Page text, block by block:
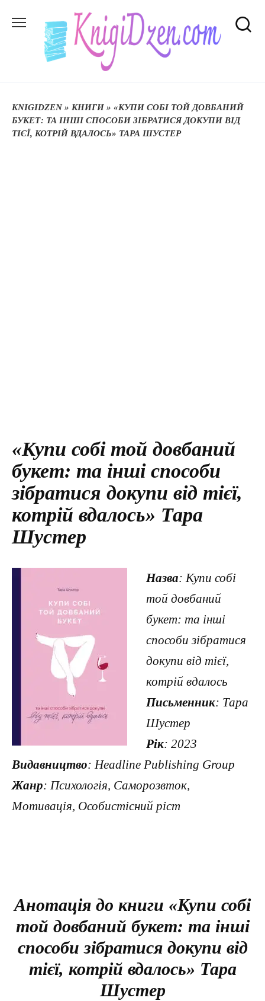
до
KNIGIDZEN» КНИГИ » «КУПИ СОБІ ТОЙ ДОВБАНИЙ
БУКЕТ: ТА ІНШІ СПОСОБИ ЗІБРАТИСЯ ДОКУПИ ВІД
ТІЄЇ, КОТРІЙ ВДАЛОСЬ» ТАРА ШУСТЕР
«Купи собі той довбаний
букет: та інші способи
зібратися докупи від тієї,
котрій вдалось» Тара
Шустер
Назва: Купи собі
той довбаний
букет: та інші
способи зібратися
докупи від тієї,
котрій вдалось
Письменник: Тара
Шустер
Рік: 2023
Видавництво: Headline Publishing Group
Жанр: Психологія, Саморозвток,
Мотивація, Особистісний ріст
Анотація до книги «Купи собі
той довбаний букет: та інші
способи зібратися докупи від
тієї, котрій вдалось» Тара
Шустер